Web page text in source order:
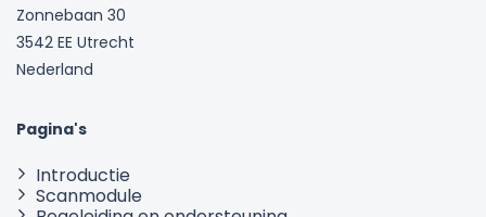
Zonnebaan 30
3542 EE Utrecht
Nederland
Pagina's
Introductie
Scanmodule